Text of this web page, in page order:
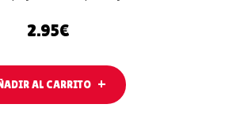
2.95€
AL CARRITO